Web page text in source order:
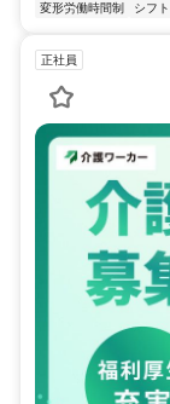
変形労働時間制 シフ
正社員